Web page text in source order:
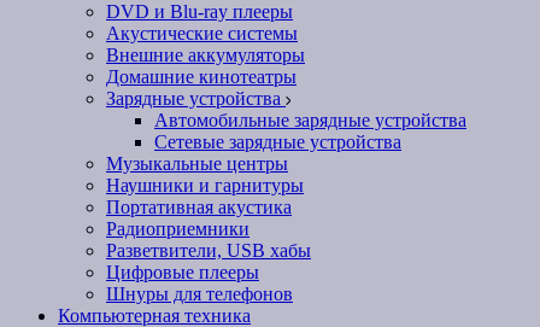
DVD и Blu-ray плееры
Акустические системы
Внешние аккумуляторы
Домашние кинотеатры
Зарядные устройства
Автомобильные зарядные устройства
Сетевые зарядные устройства
Музыкальные центры
Наушники и гарнитуры
Портативная акустика
Радиоприемники
Разветвители, USB хабы
Цифровые плееры
Шнуры для телефонов
Компьютерная техника